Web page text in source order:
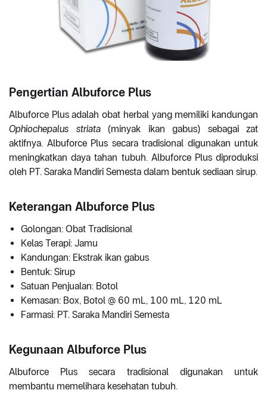
Pengertian Albuforce Plus
Albuforce Plus adalah obat herbal yang memiliki kandungan
Ophiochepalus striata(minyak ikan gabus) sebagai zat
aktifnya. Albuforce Plus secara tradisional digunakan untuk
meningkatkan daya tahan tubuh. Albuforce Plus diproduksi
oleh PT. Saraka Mandiri Semesta dalam bentuk sediaan sirup.
Keterangan Albuforce Plus
Golongan: Obat Tradisional
Kelas Terapi: Jamu
Kandungan: Ekstrak ikan gabus
Bentuk: Sirup
Satuan Penjualan: Botol
Kemasan: Box, Botol @ 60 mL, 100 mL, 120 mL
Farmasi: PT. Saraka Mandiri Semesta
Kegunaan Albuforce Plus
Albuforce Plus secara tradisional digunakan untuk
membantu memelihara kesehatan tubuh.